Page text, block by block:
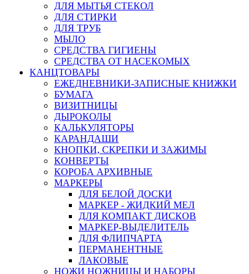
ДЛЯ МЫТЬЯ СТЕКОЛ
ДЛЯ СТИРКИ
ДЛЯ ТРУБ
МЫЛО
СРЕДСТВА ГИГИЕНЫ
СРЕДСТВА ОТ НАСЕКОМЫХ
КАНЦТОВАРЫ
ЕЖЕДНЕВНИКИ-ЗАПИСНЫЕ КНИЖКИ
БУМАГА
ВИЗИТНИЦЫ
ДЫРОКОЛЫ
КАЛЬКУЛЯТОРЫ
КАРАНДАШИ
КНОПКИ, СКРЕПКИ И ЗАЖИМЫ
КОНВЕРТЫ
КОРОБА АРХИВНЫЕ
МАРКЕРЫ
ДЛЯ БЕЛОЙ ДОСКИ
МАРКЕР - ЖИДКИЙ МЕЛ
ДЛЯ КОМПАКТ ДИСКОВ
МАРКЕР-ВЫДЕЛИТЕЛЬ
ДЛЯ ФЛИПЧАРТА
ПЕРМАНЕНТНЫЕ
ЛАКОВЫЕ
НОЖИ НОЖНИЦЫ И НАБОРЫ